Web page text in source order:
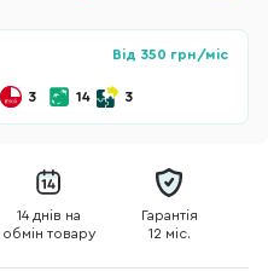
Від 350 грн/міс
3 14 3
14 днів на
обмін товару
Гарантія
12 міс.